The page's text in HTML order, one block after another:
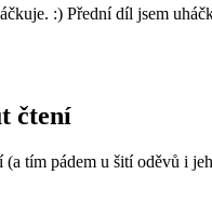
:) Přední díl jsem
čtení
(a tím pádem u šití oděvů i